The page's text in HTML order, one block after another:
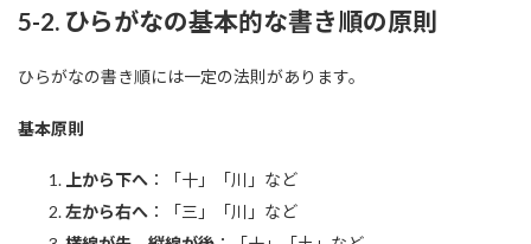
5-2. ひらがなの基本的な書き順の原則
ひらがなの書き順には一定の法則があります。
基本原則
上から下へ ：「十」「川」など
左から右へ ：「三」「川」など